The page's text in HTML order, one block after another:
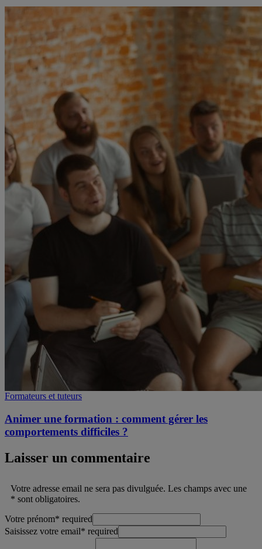
Formateurs et tuteurs
Animer une formation : comment gérer les
comportements difficiles ?
Laisser un commentaire
Votre adresse email ne sera pas divulguée. Les champs avec une
* sont obligatoires.
Votre prénom* required
Saisissez votre email* required